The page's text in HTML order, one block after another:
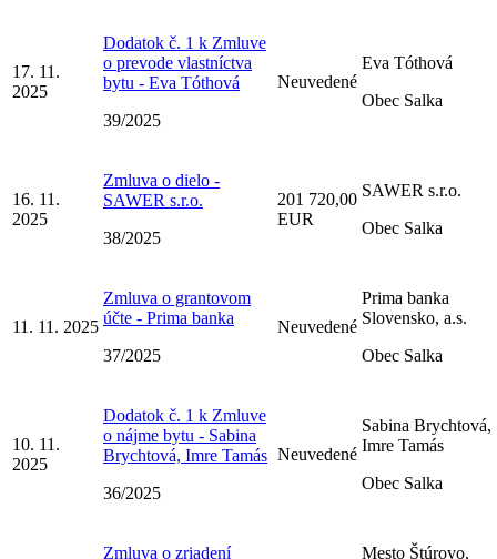
17. 11.
2025
Dodatok č. 1 k Zmluve
o prevode vlastníctva
bytu - Eva Tóthová
39/2025
Neuvedené
Eva Tóthová
Obec Salka
16. 11.
2025
Zmluva o dielo -
SAWER s.r.o.
38/2025
201 720,00
EUR
SAWER s.r.o.
Obec Salka
11. 11. 2025
Zmluva o grantovom
účte - Prima banka
37/2025
Neuvedené
Prima banka
Slovensko, a.s.
Obec Salka
10. 11.
2025
Dodatok č. 1 k Zmluve
o nájme bytu - Sabina
Brychtová, Imre Tamás
36/2025
Neuvedené
Sabina Brychtová,
Imre Tamás
Obec Salka
Zmluva o zriadení
Mesto Štúrovo,